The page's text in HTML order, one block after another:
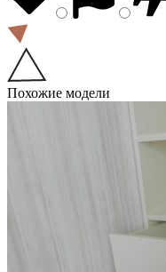
Похожие модели